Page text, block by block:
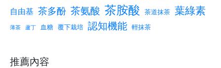
自由基 茶多酚 茶氨酸 茶胺酸 茶道抹茶 葉綠素
薄茶 蘆丁 血糖 覆下栽培 認知機能 輕抹茶
推薦內容